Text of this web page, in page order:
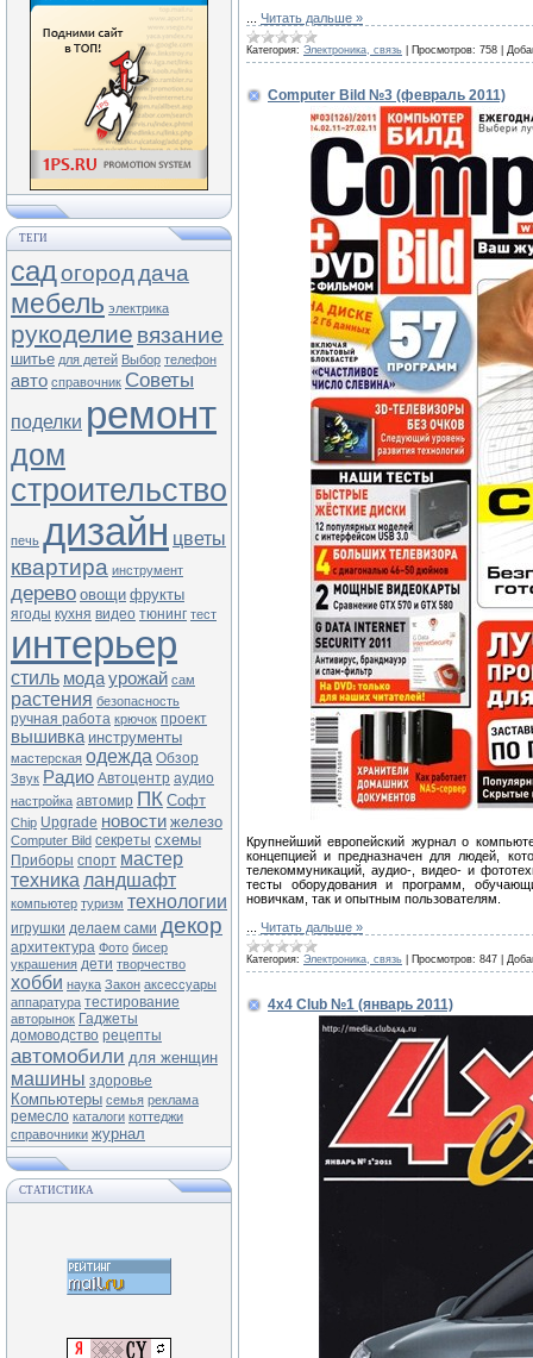
ТЕГИ
садогороддача
мебель электрика
рукоделие вязание
шитье для детей Выбор телефон
авто справочник Советы
поделки ремонт
дом
строительство
печь дизайн цветы
квартира инструмент
дерево овощи фрукты
ягоды кухня видео тюнинг тест
интерьер
стиль модаурожай сам
растения безопасность
ручная работа крючок проект
вышивка инструменты
мастерская одежда Обзор
Звук Радио Автоцентр аудио
настройка автомир ПК Софт
Chip Upgrade новости железо
Computer Bild секреты схемы
Приборы спорт мастер
техника ландшафт
компьютер туризм технологии
игрушки делаем сами декор
архитектура Фото бисер
украшения дети творчество
хобби наука Закон аксессуары
аппаратура тестирование
авторынок Гаджеты
домоводство рецепты
автомобили для женщин
машины здоровье
Компьютеры семья реклама
ремесло каталоги коттеджи
справочники журнал
СТАТИСТИКА
Читать дальше »
Категория: Электроника, связь Просмотров: 758
Computer Bild №3 (февраль 2011)
Крупнейший европейский журнал о
концепцией и предназначен для людей,
телекоммуникаций, аудио-, видео- и
тесты оборудования и программ,
новичкам, так и опытным пользователям.
Читать дальше »
Категория: Электроника, связь Просмотров: 847
4x4 Club №1 (январь 2011)